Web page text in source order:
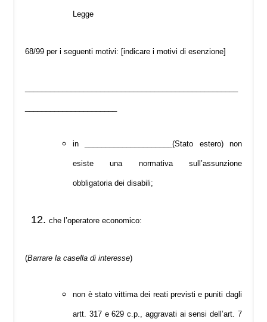
Legge
68/99 per i seguenti motivi: [indicare i motivi di esenzione]
in _____________________(Stato estero) non
esiste una normativa sull’assunzione
obbligatoria dei disabili;
che l’operatore economico:
(Barrare la casella di interesse)
non è stato vittima dei reati previsti e puniti dagli
artt. 317 e 629 c.p., aggravati ai sensi dell’art. 7